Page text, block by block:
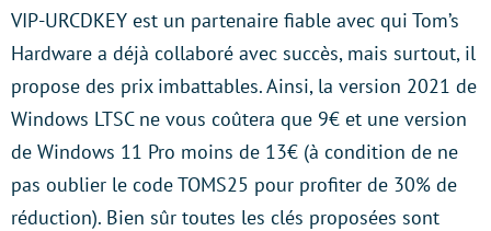
VIP-URCDKEY est un partenaire fiable avec qui Tom’s
Hardware a déjà collaboré avec succès, mais surtout, il
propose des prix imbattables. Ainsi, la version 2021 de
Windows LTSC ne vous coûtera que 9€ et une version
de Windows 11 Pro moins de 13€ (à condition de ne
pas oublier le code TOMS25 pour profiter de 30% de
réduction). Bien sûr toutes les clés proposées sont